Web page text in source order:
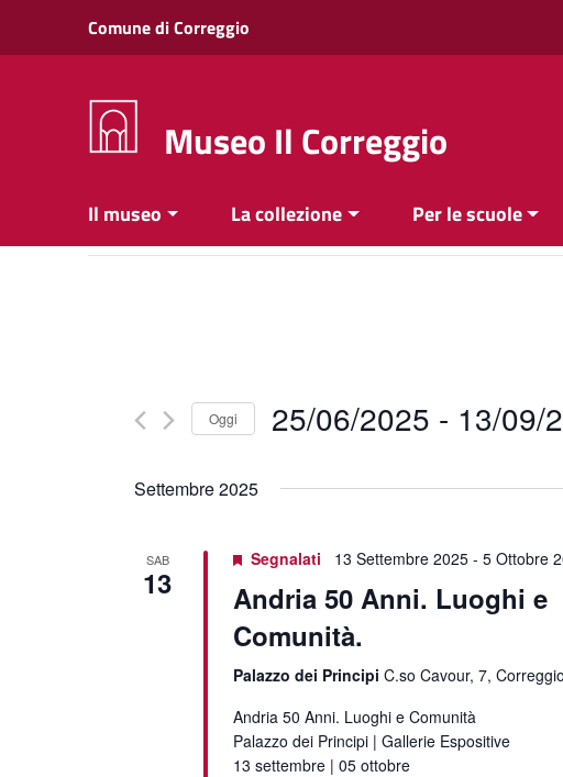
Vai ai contenuti
Vai al menu di navigazione
Comune di Correggio
Museo Il Correggio
Il museo La collezione Per le scuole
Oggi 25/06/2025 - 13/09/
la
Settembre 2025
SAB
13
Segnalati 13 Settembre 2025 - 5 Ottobre
Andria 50 Anni. Luoghi e
Comunità.
Palazzo dei Principi C.so Cavour, 7, Correggio
Andria 50 Anni. Luoghi e Comunità
Palazzo dei Principi | Gallerie Espositive
13 settembre | 05 ottobre